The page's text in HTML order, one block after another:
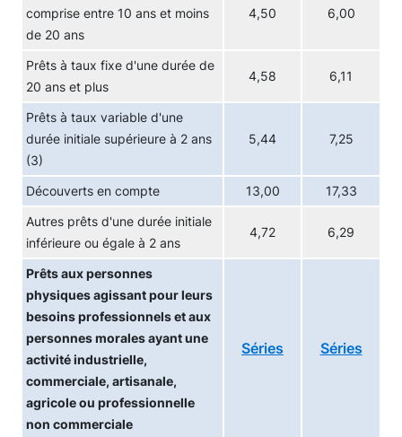
comprise entre 10 ans et moins
de 20 ans
4,50 6,00
Prêts à taux fixe d'une durée de
20 ans et plus
4,58 6,11
Prêts à taux variable d'une
durée initiale supérieure à 2 ans
(3)
5,44 7,25
Découverts en compte 13,00 17,33
Autres prêts d'une durée initiale
inférieure ou égale à 2 ans
4,72 6,29
Prêts aux personnes
physiques agissant pour leurs
besoins professionnels et aux
personnes morales ayant une
activité industrielle,
commerciale, artisanale,
agricole ou professionnelle
non commerciale
Séries Séries